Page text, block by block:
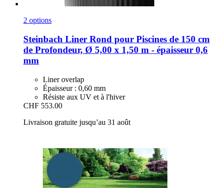
2 options
Steinbach Liner Rond pour Piscines de 150 cm
de Profondeur, Ø 5,00 x 1,50 m -​ épaisseur 0,6
mm
Liner overlap
Épaisseur : 0,60 mm
Résiste aux UV et à l'hiver
CHF 553.00
Livraison gratuite jusqu’au 31 août